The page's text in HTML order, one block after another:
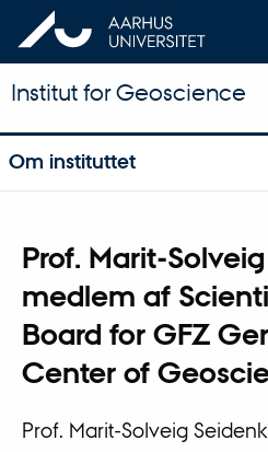
Institut for Geoscience
Om instituttet
Prof. Marit-
medlem af
Board for GFZ
Center of
Prof. Marit-Solveig